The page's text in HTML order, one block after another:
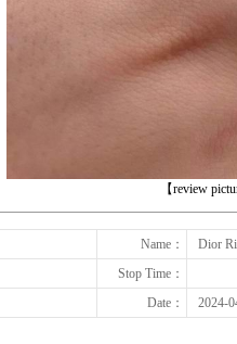
【review
Name：
Dior
Stop Time：
Date：
2024-